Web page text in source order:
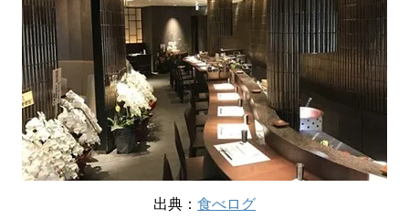
出典： 食べログ